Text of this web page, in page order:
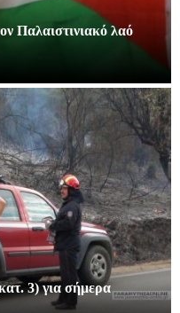
Παλαιστινιακό λαό
3) για σήμερα